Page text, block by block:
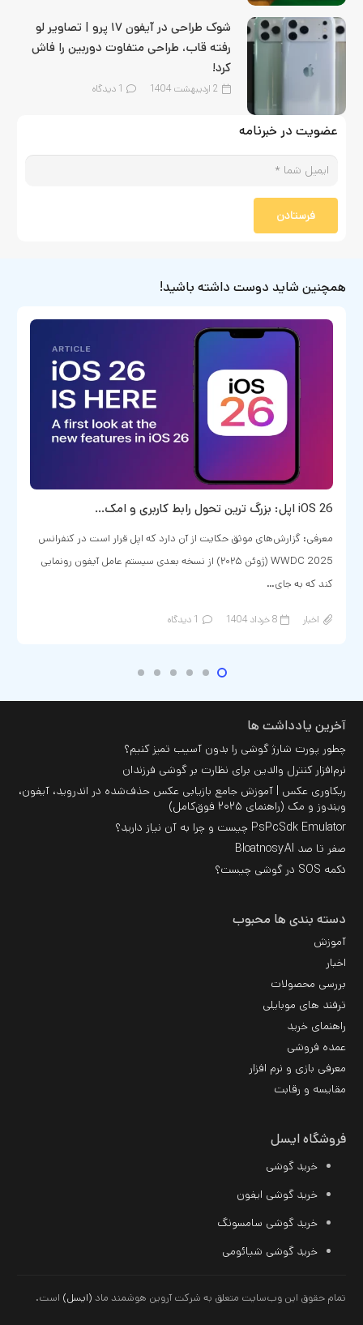
شوک طراحی در آیفون ۱۷ پرو | تصاویر لو
رفته قاب، طراحی متفاوت دوربین را فاش
کرد!
2 اردیبهشت 1404 1 دیدگاه
عضویت در خبرنامه
فرستادن
همچنین شاید دوست داشته باشید!
iOS 26 اپل: بزرگ‌ ترین تحول رابط کاربری و امک…
معرفی: گزارش‌های موثق حکایت از آن دارد که اپل قرار است در کنفرانس
WWDC 2025 (ژوئن ۲۰۲۵) از نسخه بعدی سیستم‌ عامل آیفون رونمایی
کند که به جای…
اخبار 8 خرداد 1404 1 دیدگاه
آخرین یادداشت ها
چطور پورت شارژ گوشی را بدون آسیب تمیز کنیم؟
نرم‌افزار کنترل والدین برای نظارت بر گوشی فرزندان
ریکاوری عکس | آموزش جامع بازیابی عکس حذف‌شده در اندروید، آیفون،
ویندوز و مک (راهنمای ۲۰۲۵ فوق‌کامل)
PsPcSdk Emulator چیست و چرا به آن نیاز دارید؟
صفر تا صد BloatnosyAI
دکمه SOS در گوشی چیست؟
دسته بندی ها محبوب
آموزش
اخبار
بررسی محصولات
ترفند های موبایلی
راهنمای خرید
عمده فروشی
معرفی بازی و نرم افزار
مقایسه و رقابت
فروشگاه ایسل
خرید گوشی
خرید گوشی ایفون
خرید گوشی سامسونگ
خریدگوشی شیائومی
تمام حقوق این وب‌سایت متعلق به شرکت آروین هوشمند ماد (ایسل) است.